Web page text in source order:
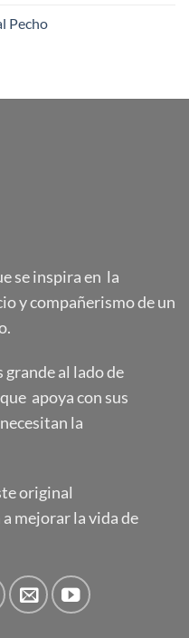
Pecho
se inspira en la
y compañerismo de un
grande al lado de
apoya con sus
la
original
mejorar la vida de